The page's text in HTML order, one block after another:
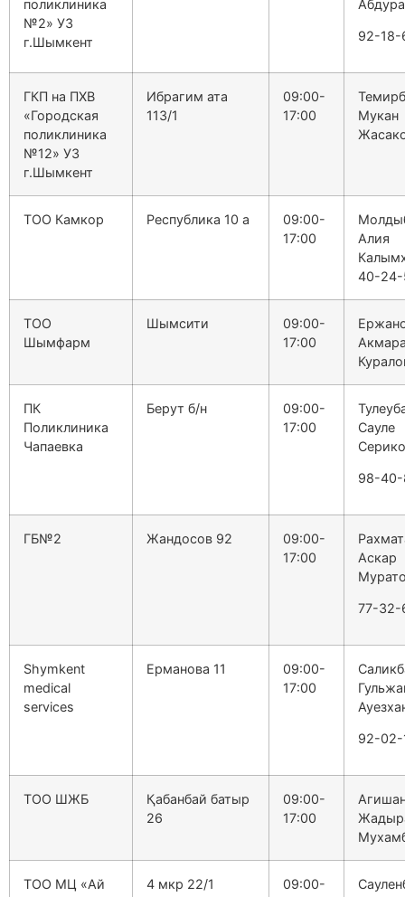
поликлиника
№2» УЗ
г.Шымкент
92-18-
ГКП на ПХВ
«Городская
поликлиника
№12» УЗ
г.Шымкент
Ибрагим ата
113/1
09:00-
17:00
Мукан
ТОО Камкор Республика 10 а
09:00-
17:00
Алия
40-24-
ТОО
Шымфарм
Шымсити
09:00-
17:00
ПК
Поликлиника
Чапаевка
Берут б/н
09:00-
17:00
Сауле
98-
ГБ№2 Жандосов 92
09:00-
17:00
Аскар
77-32-
Shymkent
medical
services
Ерманова 11
09:00-
17:00
92-02-
ТОО ШЖБ
Қабанбай батыр
26
09:00-
17:00
ТОО МЦ «Ай
4 мкр 22/1
09:00-